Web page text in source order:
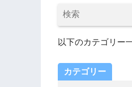
以下のカテゴリー
カテゴリー